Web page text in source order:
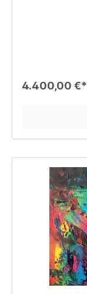
4.400,00 €*